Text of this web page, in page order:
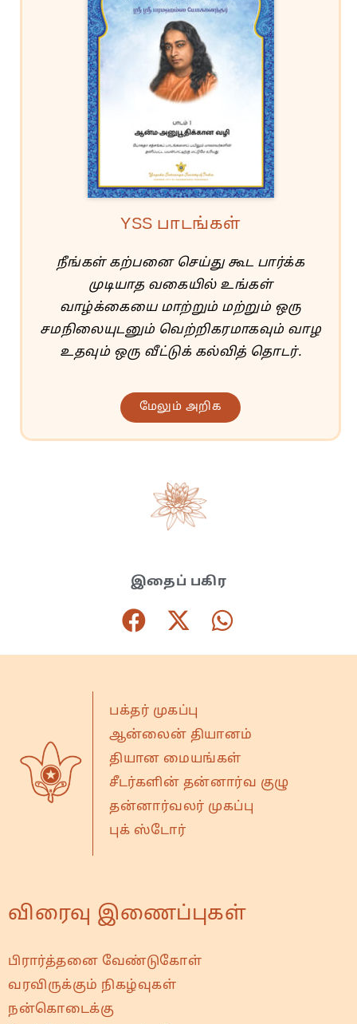
YSS பாடங்கள்
நீங்கள் கற்பனை செய்து கூட பார்க்க
முடியாத வகையில் உங்கள்
வாழ்க்கையை மாற்றும் மற்றும் ஒரு
சமநிலையுடனும் வெற்றிகரமாகவும் வாழ
உதவும் ஒரு வீட்டுக் கல்வித் தொடர்.
மேலும் அறிக
இதைப் பகிர
பக்தர் முகப்பு
ஆன்லைன் தியானம்
தியான மையங்கள்
சீடர்களின் தன்னார்வ குழு
தன்னார்வலர் முகப்பு
புக் ஸ்டோர்
விரைவு இணைப்புகள்
பிரார்த்தனை வேண்டுகோள்
வரவிருக்கும் நிகழ்வுகள்
நன்கொடைக்கு